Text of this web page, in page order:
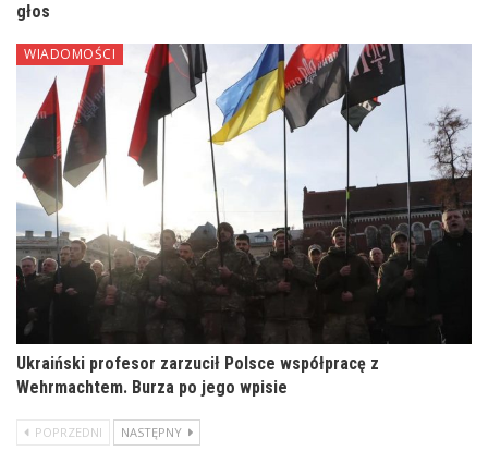
głos
WIADOMOŚCI
Ukraiński profesor zarzucił Polsce współpracę z
Wehrmachtem. Burza po jego wpisie
POPRZEDNI NASTĘPNY